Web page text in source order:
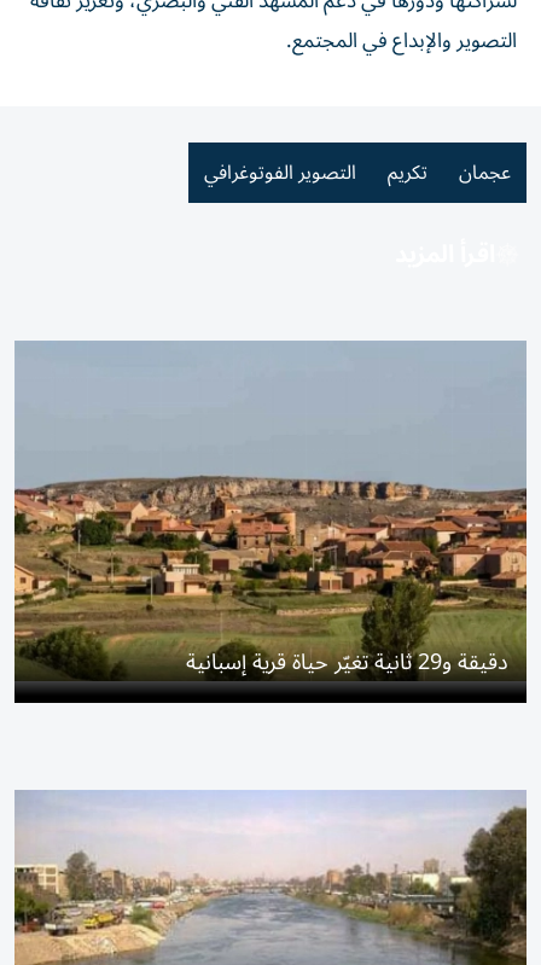
التصوير والإبداع في المجتمع.
عجمان تكريم التصوير الفوتوغرافي
دقيقة و29 ثانية تغيّر حياة قرية إسبانية